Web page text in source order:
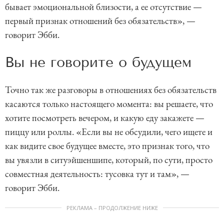
бывает эмоциональной близости, а ее отсутствие —
первый признак отношений без обязательств», —
говорит Эбби.
Вы не говорите о будущем
Точно так же разговоры в отношениях без обязательств
касаются только настоящего момента: вы решаете, что
хотите посмотреть вечером, и какую еду закажете —
пиццу или роллы. «Если вы не обсудили, чего ищете и
как видите свое будущее вместе, это признак того, что
вы увязли в ситуэйшеншипе, который, по сути, просто
совместная деятельность: тусовка тут и там», —
говорит Эбби.
РЕКЛАМА – ПРОДОЛЖЕНИЕ НИЖЕ